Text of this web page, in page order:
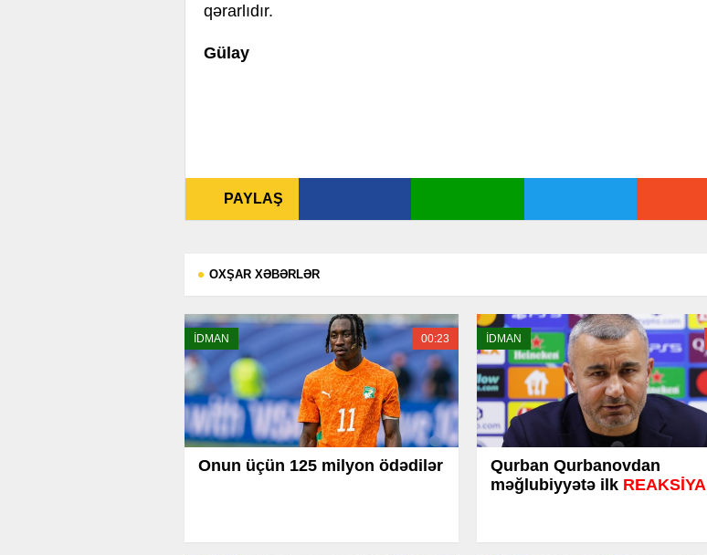
qərarlıdır.
Gülay
PAYLAŞ
OXŞAR XƏBƏRLƏR
İDMAN 00:23
Onun üçün 125 milyon ödədilər
İDMAN
Qurban Qurbanovdan
məğlubiyyətə ilk REAKSİYA